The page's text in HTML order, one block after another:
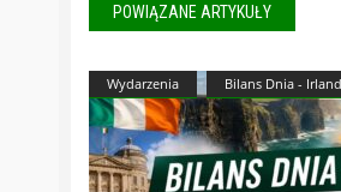
POWIĄZANE ARTYKUŁY
Wydarzenia Bilans Dnia -